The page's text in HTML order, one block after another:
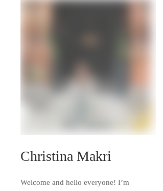
Christina Makri
Welcome and hello everyone! I’m